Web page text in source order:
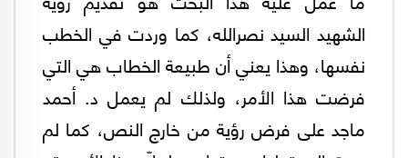
الشهيد السيد نصرالله، كما وردت في الخطب
نفسها، وهذا يعني أن طبيعة الخطاب هي التي
فرضت هذا الأمر، ولذلك لم يعمل د. أحمد
ماجد على فرض رؤية من خارج النص، كما لم